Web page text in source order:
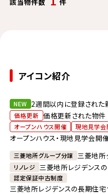
アイコン紹介
NEW 2週間以内に登録された
価格更新 価格更新された物件
オープンハウス開催 現地見学会
オープンハウス・現地見学会開
三菱地所グループ分譲 三菱地所
リノレジ 三菱地所レジデンスの
認定保証中古制度
三菱地所レジデンスの長期住宅